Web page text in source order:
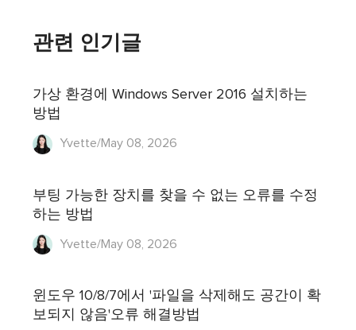
관련 인기글
가상 환경에 Windows Server 2016 설치하는
방법
Yvette/May 08, 2026
부팅 가능한 장치를 찾을 수 없는 오류를 수정
하는 방법
Yvette/May 08, 2026
윈도우 10/8/7에서 '파일을 삭제해도 공간이 확
보되지 않음'오류 해결방법